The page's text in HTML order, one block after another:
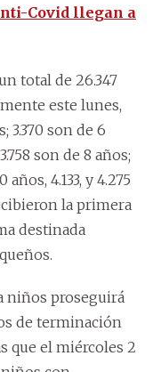
Covid llegan a
total de 26.347
este lunes,
3.370 son de 6
son de 8 años;
4.133, y 4.275
la primera
destinada
niños proseguirá
de terminación
que el miércoles 2